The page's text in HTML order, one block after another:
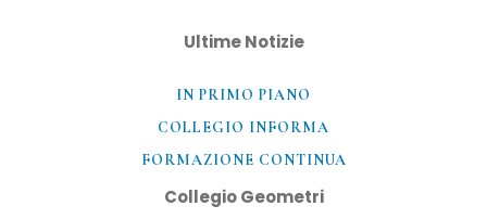
Ultime Notizie
IN PRIMO PIANO
COLLEGIO INFORMA
FORMAZIONE CONTINUA
Collegio Geometri